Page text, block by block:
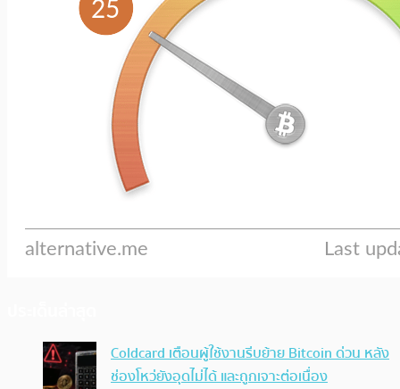
Coldcard เตือนผู้ใช้งานรีบย้าย Bitcoin ด่วน หลัง
ช่องโหว่ยังอุดไม่ได้ และถูกเจาะต่อเนื่อง